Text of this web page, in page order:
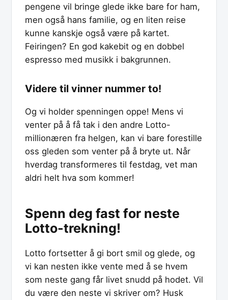
pengene vil bringe glede ikke bare for ham,
men også hans familie, og en liten reise
kunne kanskje også være på kartet.
Feiringen? En god kakebit og en dobbel
espresso med musikk i bakgrunnen.
Videre til vinner nummer to!
Og vi holder spenningen oppe! Mens vi
venter på å få tak i den andre Lotto-
millionæren fra helgen, kan vi bare forestille
oss gleden som venter på å bryte ut. Når
hverdag transformeres til festdag, vet man
aldri helt hva som kommer!
Spenn deg fast for neste
Lotto-trekning!
Lotto fortsetter å gi bort smil og glede, og
vi kan nesten ikke vente med å se hvem
som neste gang får livet snudd på hodet. Vil
du være den neste vi skriver om? Husk